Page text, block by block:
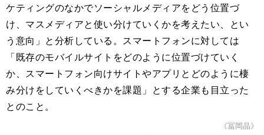
ケティングのなかでソーシャルメディアをどう位置づ
け、マスメディアと使い分けていくかを考えたい、とい
う意向」と分析している。スマートフォンに対しては
「既存のモバイルサイトをどのように位置づけていく
か、スマートフォン向けサイトやアプリとどのように棲
み分けをしていくべきかを課題」とする企業も目立った
とのこと。
《冨岡晶》